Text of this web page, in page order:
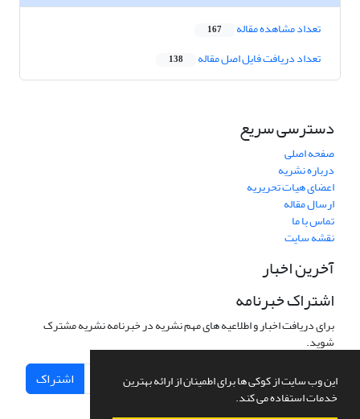
این وب سایت از کوکی ها برای اطمینان از ارائه بهترین
خدمات استفاده می کند.
تعداد مشاهده مقاله 167
تعداد دریافت فایل اصل مقاله 138
دسترسی سریع
صفحه اصلی
درباره نشریه
اعضای هیات تحریریه
ارسال مقاله
تماس با ما
نقشه سایت
آخرین اخبار
اشتراک خبرنامه
برای دریافت اخبار و اطلاعیه های مهم نشریه در خبرنامه نشریه مشترک
شوید.
اشتراک